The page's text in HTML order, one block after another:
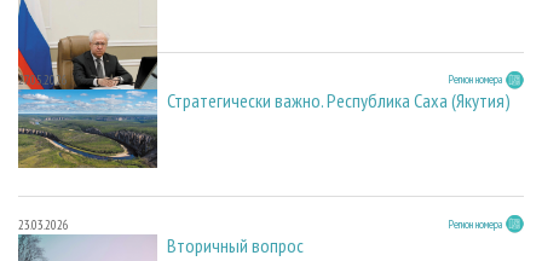
27.05.2026 Регион номера
Стратегически важно. Республика Саха (Якутия)
23.03.2026 Регион номера
Вторичный вопрос